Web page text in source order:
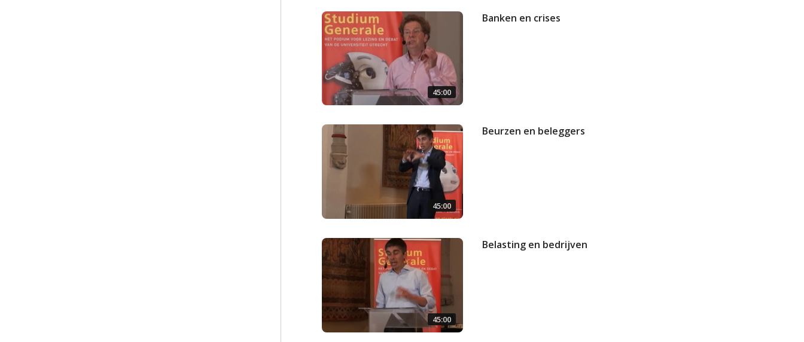
45:00
Banken en crises
45:00
Beurzen en beleggers
45:00
Belasting en bedrijven